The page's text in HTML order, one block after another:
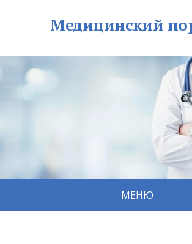
Медицинский
МЕНЮ